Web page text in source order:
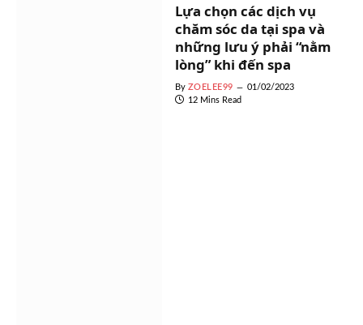
Lựa chọn các dịch vụ
chăm sóc da tại spa và
những lưu ý phải “nằm
lòng” khi đến spa
By ZOELEE99
01/02/2023
12 Mins Read